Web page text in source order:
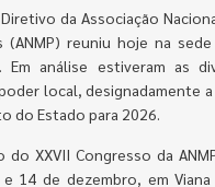
da Associação
(ANMP) reuniu hoje na
Em análise estiveram as
local, designadamente
do Estado para 2026.
do XXVII Congresso da
14 de dezembro, em